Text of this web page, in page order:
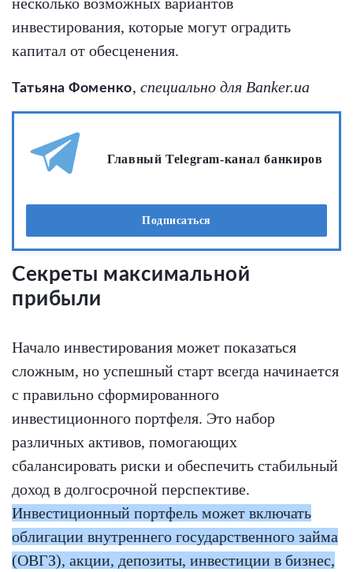
инвестирования, которые могут оградить
капитал от обесценения.
Татьяна Фоменко, специально для Banker.ua
Главный Telegram-канал банкиров
Подписаться
Секреты максимальной
прибыли
Начало инвестирования может показаться
сложным, но успешный старт всегда начинается
с правильно сформированного
инвестиционного портфеля. Это набор
различных активов, помогающих
сбалансировать риски и обеспечить стабильный
доход в долгосрочной перспективе.
Инвестиционный портфель может включать
облигации внутреннего государственного займа
(ОВГЗ), акции, депозиты, инвестиции в бизнес,